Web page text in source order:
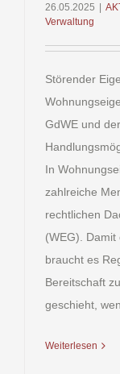
26.05.2025 |
Verwaltung
Störender
GdWE und
In
zahlreiche
rechtlichen
(WEG). Damit
braucht es
Bereitschaft
geschieht,
Weiterlesen